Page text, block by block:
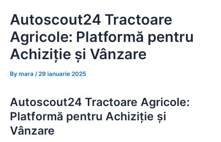
content
Autoscout24 Tractoare
Agricole: Platformă pentru
Achiziție și Vânzare
By mara /29 ianuarie 2025
Autoscout24 Tractoare Agricole:
Platformă pentru Achiziție și
Vânzare